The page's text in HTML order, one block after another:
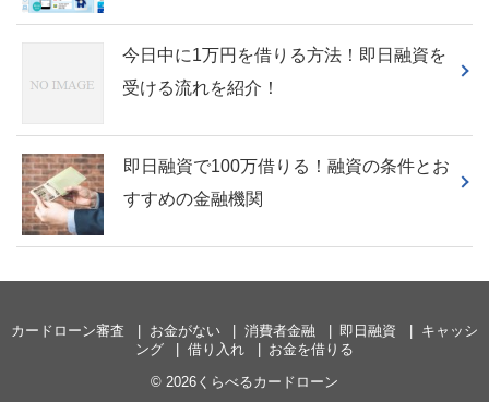
今日中に1万円を借りる方法！即日融資を
受ける流れを紹介！
即日融資で100万借りる！融資の条件とお
すすめの金融機関
カードローン審査 お金がない 消費者金融 即日融資
キャッシ
ング
借り入れ
お金を借りる
© 2026くらべるカードローン